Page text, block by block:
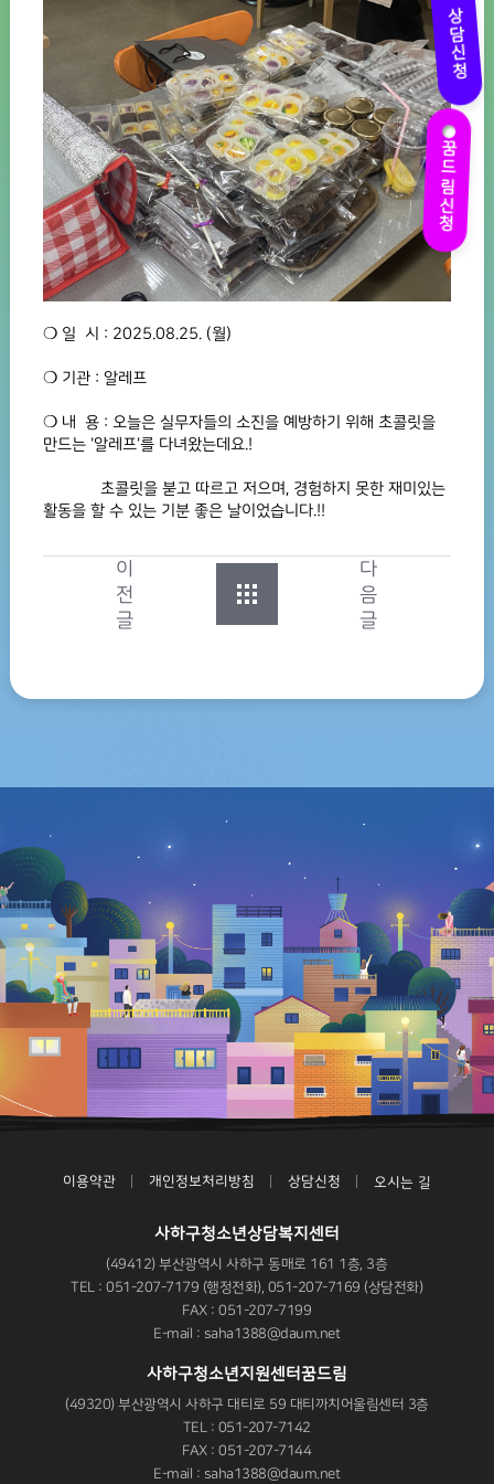
상담신청
꿈드림신청
❍ 일 시 : 2025.08.25. (월)
❍ 기관 : 알레프
❍ 내 용 : 오늘은 실무자들의 소진을 예방하기 위해 초콜릿을
만드는 '알레프'를 다녀왔는데요.!
초콜릿을 붇고 따르고 저으며, 경험하지 못한 재미있는
활동을 할 수 있는 기분 좋은 날이었습니다.!!
이
전
글
다
음
글
이용약관 개인정보처리방침 상담신청 오시는 길
사하구청소년상담복지센터
(49412) 부산광역시 사하구 동매로 161 1층, 3층
TEL : 051-207-7179 (행정전화), 051-207-7169 (상담전화)
FAX : 051-207-7199
E-mail : saha1388@daum.net
사하구청소년지원센터꿈드림
(49320) 부산광역시 사하구 대티로 59 대티까치어울림센터 3층
TEL : 051-207-7142
FAX : 051-207-7144
E-mail : saha1388@daum.net